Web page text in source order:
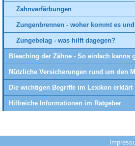
Zahnverfärbungen
Zungenbrennen - woher kommt es
Zungebelag - was hilft dagegen?
Bleaching der Zähne - So einfach kanns
Nützliche Versicherungen rund um den
Die wichtigen Begriffe im Lexikon erklärt
Hilfreiche Informationen im Ratgeber